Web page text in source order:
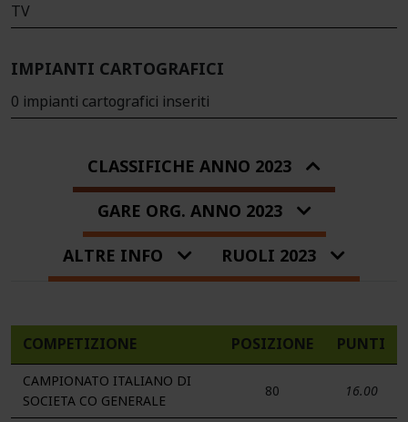
TV
IMPIANTI CARTOGRAFICI
0 impianti cartografici inseriti
CLASSIFICHE ANNO 2023
GARE ORG. ANNO 2023
ALTRE INFO
RUOLI 2023
COMPETIZIONE POSIZIONE PUNTI
CAMPIONATO ITALIANO DI
SOCIETA CO GENERALE
80 16.00